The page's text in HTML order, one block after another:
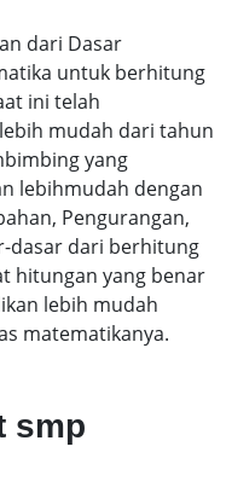
dari Dasar
untuk berhitung
ini telah
mudah dari tahun
yang
lebihmudah dengan
Pengurangan,
dasar dari berhitung
hitungan yang benar
lebih mudah
matematikanya.
smp